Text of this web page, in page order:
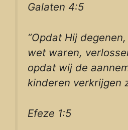
Galaten 4:5
“Opdat Hij
wet waren,
opdat wij de
kinderen verkrijgen
Efeze 1:5